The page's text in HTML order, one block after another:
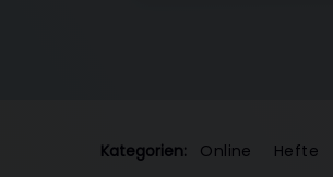
Kategorien: Online Hefte